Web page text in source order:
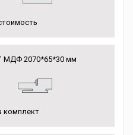
МДФ 2070*65*30 мм
комплект